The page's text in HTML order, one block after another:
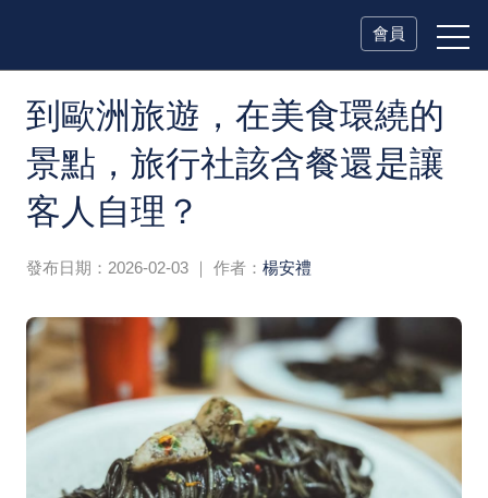
會員
到歐洲旅遊，在美食環繞的
景點，旅行社該含餐還是讓
客人自理？
發布日期：2026-02-03 ｜ 作者： 楊安禮